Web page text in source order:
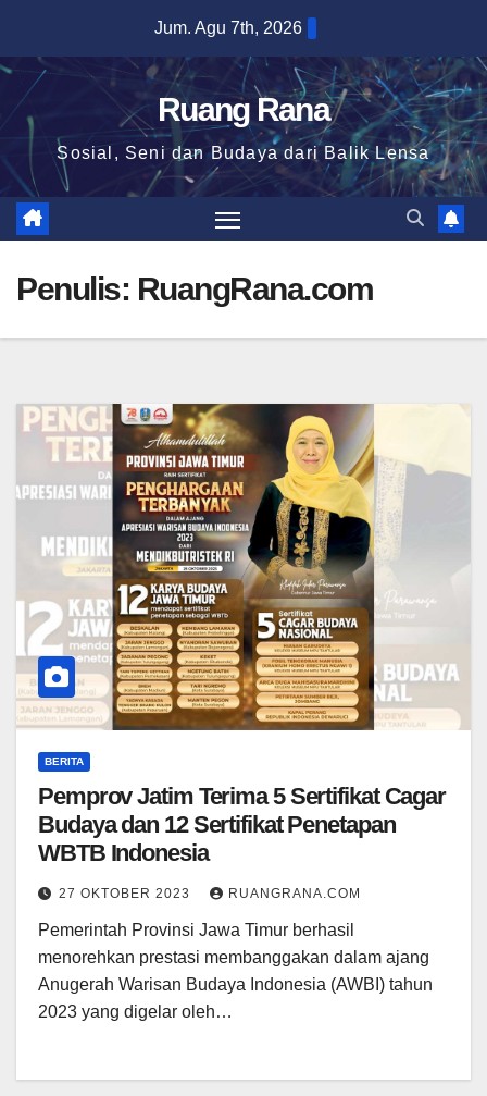
content
Jum. Agu 7th, 2026
Ruang Rana
Sosial, Seni dan Budaya dari Balik Lensa
Penulis: RuangRana.com
BERITA
Pemprov Jatim Terima 5 Sertifikat Cagar
Budaya dan 12 Sertifikat Penetapan
WBTB Indonesia
27 OKTOBER 2023 RUANGRANA.COM
Pemerintah Provinsi Jawa Timur berhasil
menorehkan prestasi membanggakan dalam ajang
Anugerah Warisan Budaya Indonesia (AWBI) tahun
2023 yang digelar oleh…